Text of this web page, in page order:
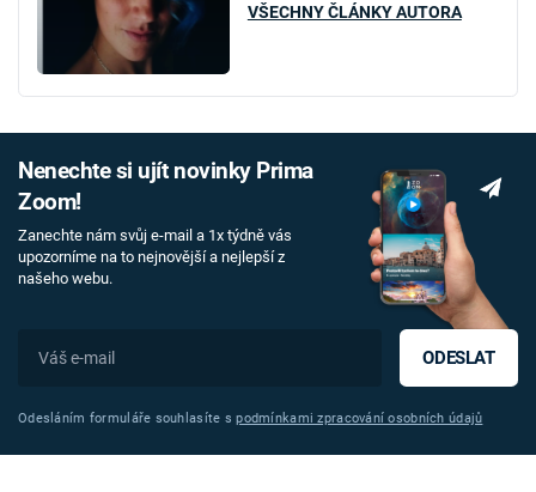
VŠECHNY ČLÁNKY AUTORA
Nenechte si ujít novinky Prima
Zoom!
Zanechte nám svůj e-mail a 1x týdně vás
upozorníme na to nejnovější a nejlepší z
našeho webu.
ODESLAT
Odesláním formuláře souhlasíte spodmínkami zpracování osobních údajů